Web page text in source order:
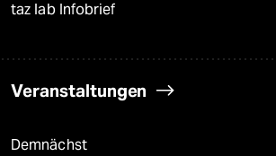
taz lab Infobrief
Veranstaltungen
Demnächst